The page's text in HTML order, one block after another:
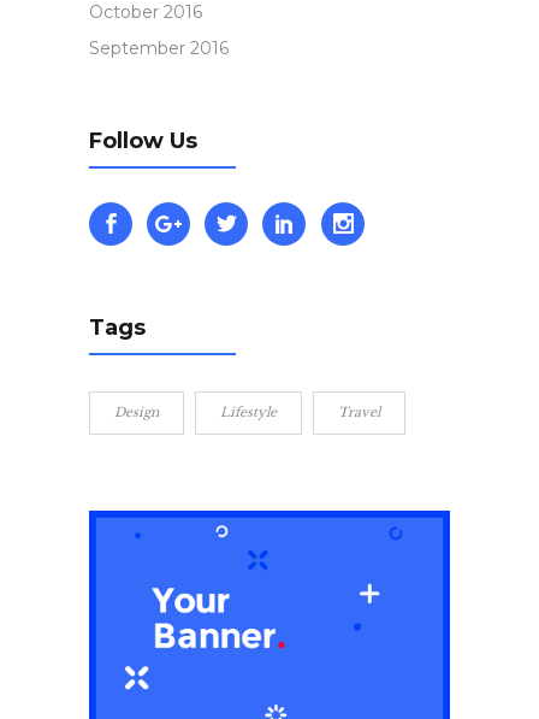
October 2016
September 2016
Follow Us
Tags
Design Lifestyle Travel